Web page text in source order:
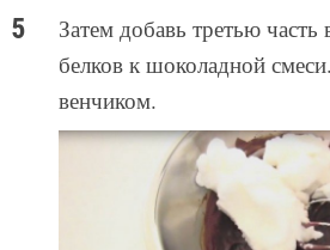
Затем добавь третью
белков к шоколадной
венчиком.